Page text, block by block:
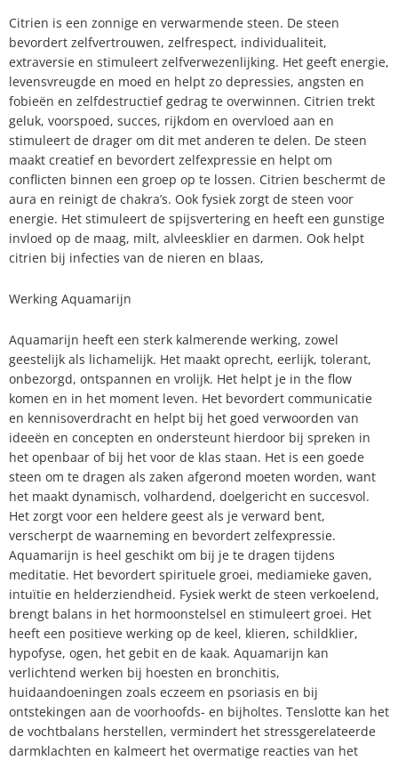
Citrien is een zonnige en verwarmende steen. De steen
bevordert zelfvertrouwen, zelfrespect, individualiteit,
extraversie en stimuleert zelfverwezenlijking. Het geeft energie,
levensvreugde en moed en helpt zo depressies, angsten en
fobieën en zelfdestructief gedrag te overwinnen. Citrien trekt
geluk, voorspoed, succes, rijkdom en overvloed aan en
stimuleert de drager om dit met anderen te delen. De steen
maakt creatief en bevordert zelfexpressie en helpt om
conflicten binnen een groep op te lossen. Citrien beschermt de
aura en reinigt de chakra’s. Ook fysiek zorgt de steen voor
energie. Het stimuleert de spijsvertering en heeft een gunstige
invloed op de maag, milt, alvleesklier en darmen. Ook helpt
citrien bij infecties van de nieren en blaas,
Werking Aquamarijn
Aquamarijn heeft een sterk kalmerende werking, zowel
geestelijk als lichamelijk. Het maakt oprecht, eerlijk, tolerant,
onbezorgd, ontspannen en vrolijk. Het helpt je in the flow
komen en in het moment leven. Het bevordert communicatie
en kennisoverdracht en helpt bij het goed verwoorden van
ideeën en concepten en ondersteunt hierdoor bij spreken in
het openbaar of bij het voor de klas staan. Het is een goede
steen om te dragen als zaken afgerond moeten worden, want
het maakt dynamisch, volhardend, doelgericht en succesvol.
Het zorgt voor een heldere geest als je verward bent,
verscherpt de waarneming en bevordert zelfexpressie.
Aquamarijn is heel geschikt om bij je te dragen tijdens
meditatie. Het bevordert spirituele groei, mediamieke gaven,
intuïtie en helderziendheid. Fysiek werkt de steen verkoelend,
brengt balans in het hormoonstelsel en stimuleert groei. Het
heeft een positieve werking op de keel, klieren, schildklier,
hypofyse, ogen, het gebit en de kaak. Aquamarijn kan
verlichtend werken bij hoesten en bronchitis,
huidaandoeningen zoals eczeem en psoriasis en bij
ontstekingen aan de voorhoofds- en bijholtes. Tenslotte kan het
de vochtbalans herstellen, vermindert het stressgerelateerde
darmklachten en kalmeert het overmatige reacties van het